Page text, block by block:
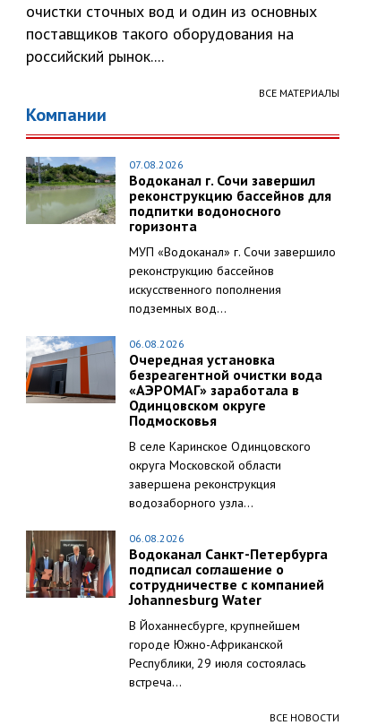
очистки сточных вод и один из основных
поставщиков такого оборудования на
российский рынок....
ВСЕ МАТЕРИАЛЫ
Компании
07.08.2026
Водоканал г. Сочи завершил
реконструкцию бассейнов для
подпитки водоносного
горизонта
МУП «Водоканал» г. Сочи завершило
реконструкцию бассейнов
искусственного пополнения
подземных вод...
06.08.2026
Очередная установка
безреагентной очистки вода
«АЭРОМАГ» заработала в
Одинцовском округе
Подмосковья
В селе Каринское Одинцовского
округа Московской области
завершена реконструкция
водозаборного узла...
06.08.2026
Водоканал Санкт-Петербурга
подписал соглашение о
сотрудничестве с компанией
Johannesburg Water
В Йоханнесбурге, крупнейшем
городе Южно-Африканской
Республики, 29 июля состоялась
встреча...
ВСЕ НОВОСТИ